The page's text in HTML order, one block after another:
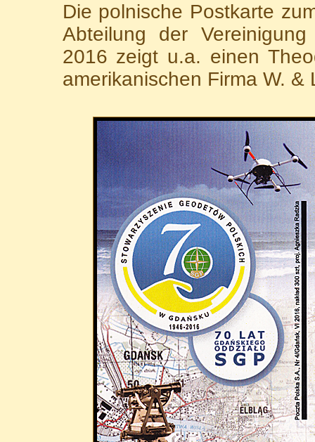
Die polnische Postkarte
Abteilung der
2016 zeigt u.a. einen
amerikanischen Firma W.